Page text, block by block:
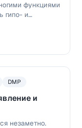
функциями
гипо- и
DMP
и
незаметно.